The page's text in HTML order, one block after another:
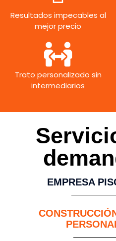
Resultados impecables al
mejor precio
Trato personalizado sin
intermediarios
EMPRESA